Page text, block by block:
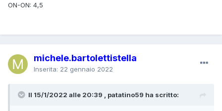
ON-ON: 4,5
michele.bartolettistella
Inserita: 22 gennaio 2022
Il 15/1/2022 alle 20:39 , patatino59 ha scritto: